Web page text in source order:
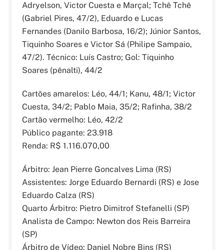
Adryelson, Victor Cuesta e Marçal; Tchê Tchê
(Gabriel Pires, 47/2), Eduardo e Lucas
Fernandes (Danilo Barbosa, 16/2); Júnior Santos,
Tiquinho Soares e Victor Sá (Philipe Sampaio,
47/2). Técnico: Luís Castro; Gol: Tiquinho
Soares (pênalti), 44/2
Cartões amarelos: Léo, 44/1; Kanu, 48/1; Victor
Cuesta, 34/2; Pablo Maia, 35/2; Rafinha, 38/2
Cartão vermelho: Léo, 42/2
Público pagante: 23.918
Renda: R$ 1.116.070,00
Árbitro: Jean Pierre Goncalves Lima (RS)
Assistentes: Jorge Eduardo Bernardi (RS) e Jose
Eduardo Calza (RS)
Quarto Árbitro: Pietro Dimitrof Stefanelli (SP)
Analista de Campo: Newton dos Reis Barreira
(SP)
Árbitro de Vídeo: Daniel Nobre Bins (RS)